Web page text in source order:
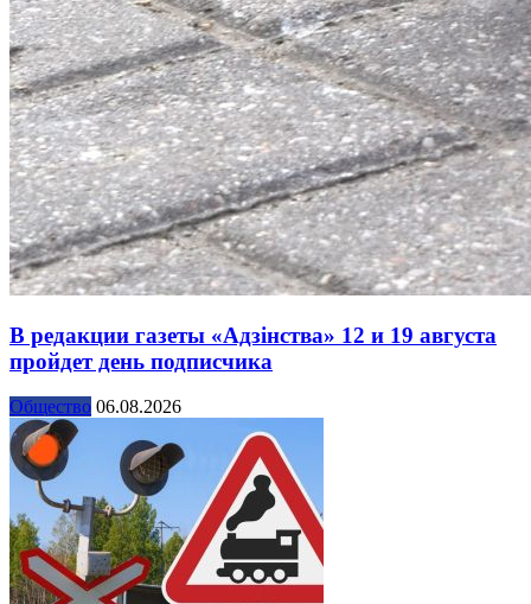
В редакции газеты «Адзінства» 12 и 19 августа
пройдет день подписчика
Общество 06.08.2026